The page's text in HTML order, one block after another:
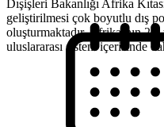
Dışişleri Bakanlığı Afrika
geliştirilmesi çok boyutlu dış
oluşturmaktadır. Afrika’nın
uluslararası sistem içerisinde